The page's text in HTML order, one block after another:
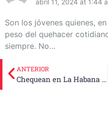
abril 11, 2024 at 1:44
Son los jóvenes quienes,
peso del quehacer
siempre. No…
ANTERIOR
Chequean en La Habana sensibles temas para la población